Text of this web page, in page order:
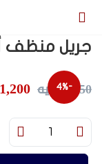
جريل منظف
-4%
1,250جنيه 1,200